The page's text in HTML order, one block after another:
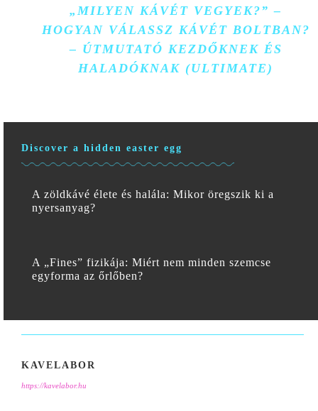
„MILYEN KÁVÉT VEGYEK?” –
HOGYAN VÁLASSZ KÁVÉT BOLTBAN?
– ÚTMUTATÓ KEZDŐKNEK ÉS
HALADÓKNAK (ULTIMATE)
Discover a hidden easter egg
A zöldkávé élete és halála: Mikor öregszik ki a
nyersanyag?
A „Fines” fizikája: Miért nem minden szemcse
egyforma az őrlőben?
KAVELABOR
https://kavelabor.hu